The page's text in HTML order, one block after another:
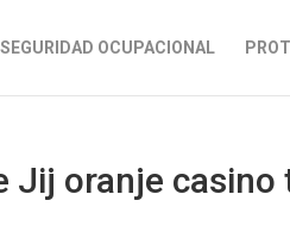
SEGURIDAD OCUPACIONAL
Jij oranje